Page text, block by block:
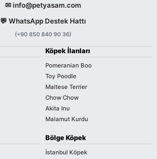
✉ info@petyasam.com
💬 WhatsApp Destek Hattı
(+90 850 840 90 36)
Köpek İlanları
Pomeranian Boo
Toy Poodle
Maltese Terrier
Chow Chow
Akita Inu
Malamut Kurdu
Bölge Köpek
İstanbul Köpek